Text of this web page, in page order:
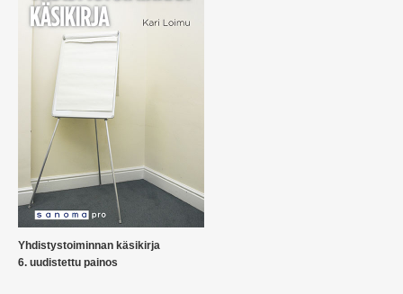
Yhdistystoiminnan käsikirja
6. uudistettu painos